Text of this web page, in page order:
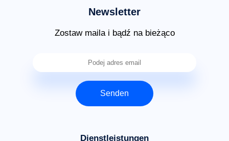
Newsletter
Zostaw maila i bądź na bieżąco
Senden
Dienstleistungen